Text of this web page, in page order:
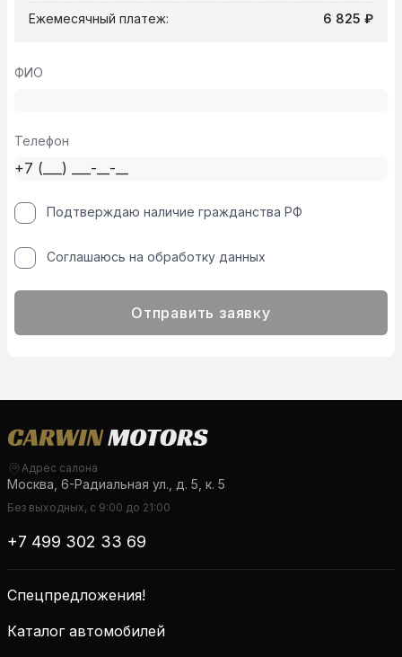
Ежемесячный платеж: 6 825 ₽
ФИО
Телефон
Подтверждаю наличие гражданства РФ
Соглашаюсь на обработку данных
Отправить заявку
Адрес салона
Москва, 6-Радиальная ул., д. 5, к. 5
Без выходных, с 9:00 до 21:00
+7 499 302 33 69
Спецпредложения!
Каталог автомобилей